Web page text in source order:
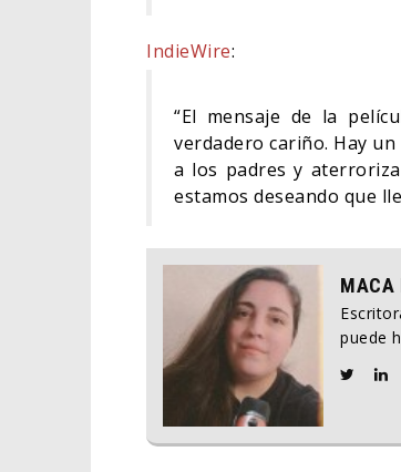
IndieWire:
“El mensaje de la
verdadero cariño. Hay
a los padres y
estamos deseando que
MACA
puede